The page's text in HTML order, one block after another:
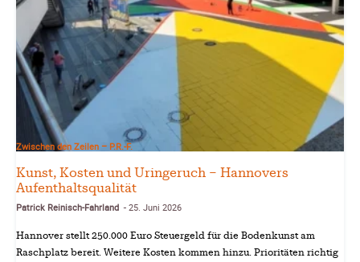
Zwischen den Zeilen – P.R.-F.
Kunst, Kosten und Uringeruch – Hannovers
Aufenthaltsqualität
Patrick Reinisch-Fahrland - 25. Juni 2026
Hannover stellt 250.000 Euro Steuergeld für die Bodenkunst am
Raschplatz bereit. Weitere Kosten kommen hinzu. Prioritäten richtig